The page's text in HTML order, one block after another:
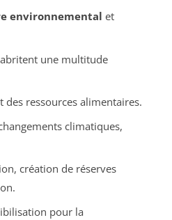
environnemental et
une multitude
des ressources alimentaires.
climatiques,
création de réserves
pour la